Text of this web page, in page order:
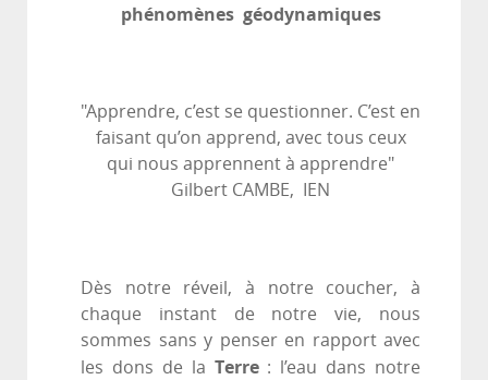
phénomènes géodynamiques
"Apprendre, c’est se questionner. C’est en
faisant qu’on apprend, avec tous ceux
qui nous apprennent à apprendre"
Gilbert CAMBE, IEN
Dès notre réveil, à notre coucher, à
chaque instant de notre vie, nous
sommes sans y penser en rapport avec
les dons de la Terre: l’eau dans notre